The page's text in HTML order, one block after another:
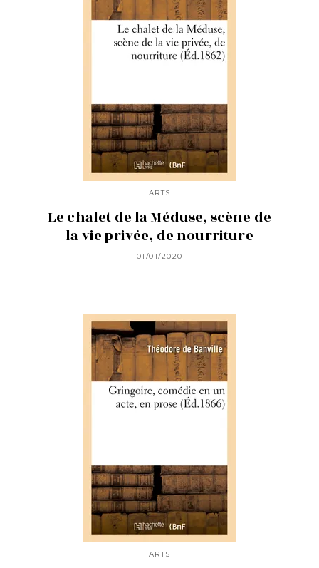
ARTS
Le chalet de la Méduse, scène de
la vie privée, de nourriture
01/01/2020
ARTS